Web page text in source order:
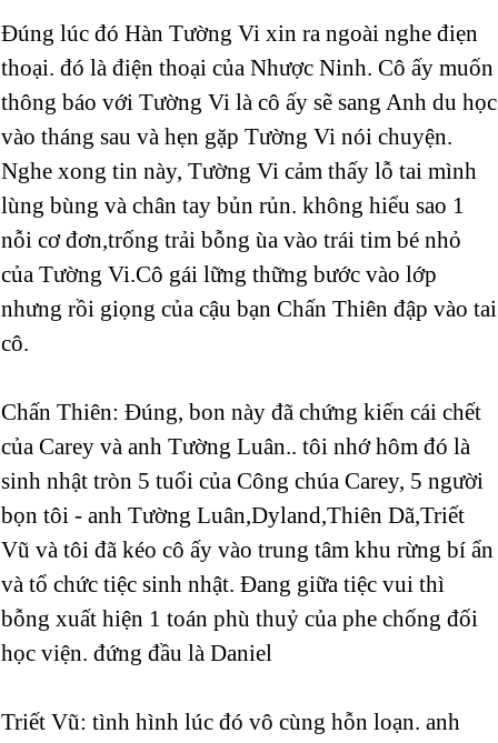
Đúng lúc đó Hàn Tường Vi xin ra ngoài nghe điẹn
thoại. đó là điện thoại của Nhược Ninh. Cô ấy muốn
thông báo với Tường Vi là cô ấy sẽ sang Anh du học
vào tháng sau và hẹn gặp Tường Vi nói chuyện.
Nghe xong tin này, Tường Vi cảm thấy lỗ tai mình
lùng bùng và chân tay bủn rủn. không hiểu sao 1
nỗi cơ đơn,trống trải bỗng ùa vào trái tim bé nhỏ
của Tường Vi.Cô gái lững thững bước vào lớp
nhưng rồi giọng của cậu bạn Chấn Thiên đập vào tai
cô.
Chấn Thiên: Đúng, bon này đã chứng kiến cái chết
của Carey và anh Tường Luân.. tôi nhớ hôm đó là
sinh nhật tròn 5 tuổi của Công chúa Carey, 5 người
bọn tôi - anh Tường Luân,Dyland,Thiên Dã,Triết
Vũ và tôi đã kéo cô ấy vào trung tâm khu rừng bí ẩn
và tổ chức tiệc sinh nhật. Đang giữa tiệc vui thì
bỗng xuất hiện 1 toán phù thuỷ của phe chống đối
học viện. đứng đầu là Daniel
Triết Vũ: tình hình lúc đó vô cùng hỗn loạn. anh